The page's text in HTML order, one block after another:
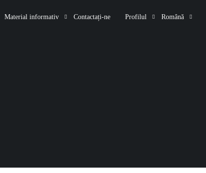
Material informativ Contactați-ne Profilul Română